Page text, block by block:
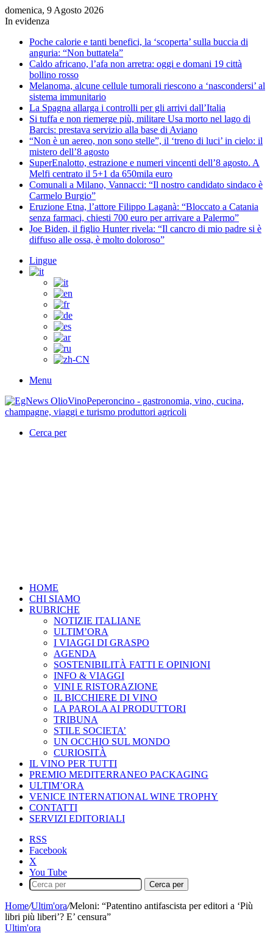
domenica, 9 Agosto 2026
In evidenza
Poche calorie e tanti benefici, la ‘scoperta’ sulla buccia di
anguria: “Non buttatela”
Caldo africano, l’afa non arretra: oggi e domani 19 città
bollino rosso
Melanoma, alcune cellule tumorali riescono a ‘nascondersi’ al
sistema immunitario
La Spagna allarga i controlli per gli arrivi dall’Italia
Si tuffa e non riemerge più, militare Usa morto nel lago di
Barcis: prestava servizio alla base di Aviano
“Non è un aereo, non sono stelle”, il ‘treno di luci’ in cielo: il
mistero dell’8 agosto
SuperEnalotto, estrazione e numeri vincenti dell’8 agosto. A
Melfi centrato il 5+1 da 650mila euro
Comunali a Milano, Vannacci: “Il nostro candidato sindaco è
Carmelo Burgio”
Eruzione Etna, l’attore Filippo Laganà: “Bloccato a Catania
senza farmaci, chiesti 700 euro per arrivare a Palermo”
Joe Biden, il figlio Hunter rivela: “Il cancro di mio padre si è
diffuso alle ossa, è molto doloroso”
Lingue
Menu
Cerca per
HOME
CHI SIAMO
RUBRICHE
NOTIZIE ITALIANE
ULTIM’ORA
I VIAGGI DI GRASPO
AGENDA
SOSTENIBILITÀ FATTI E OPINIONI
INFO & VIAGGI
VINI E RISTORAZIONE
IL BICCHIERE DI VINO
LA PAROLA AI PRODUTTORI
TRIBUNA
STILE SOCIETA’
UN OCCHIO SUL MONDO
CURIOSITÀ
IL VINO PER TUTTI
PREMIO MEDITERRANEO PACKAGING
ULTIM’ORA
VENICE INTERNATIONAL WINE TROPHY
CONTATTI
SERVIZI EDITORIALI
RSS
Facebook
X
You Tube
Cerca per
Home/Ultim'ora/Meloni: “Patentino antifascista per editori a ‘Più
libri più liberi’? E’ censura”
Ultim'ora